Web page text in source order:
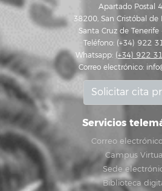
Apartado Postal
38200, San Cristóbal de
Santa Cruz de Tenerife
Teléfono: (+34) 922
Whatsapp: (+34) 922
Correo electrónico:
Solicitar cita
Servicios
Correo
Campus
Sede
Biblioteca